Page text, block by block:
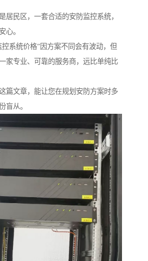
居民区，一套合适的安防监控系统，
心。
控系统价格”因方案不同会有波动，但
家专业、可靠的服务商，远比单纯比
篇文章，能让您在规划安防方案时多
盲从。